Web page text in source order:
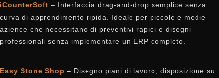
iCounterSoft – Interfaccia drag-and-drop semplice senza
curva di apprendimento ripida. Ideale per piccole e medie
aziende che necessitano di preventivi rapidi e disegni
professionali senza implementare un ERP completo.
Easy Stone Shop – Disegno piani di lavoro, disposizione su